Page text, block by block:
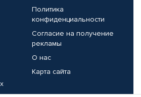
Политика
конфиденциальности
Согласие на получение
рекламы
О нас
Карта сайта